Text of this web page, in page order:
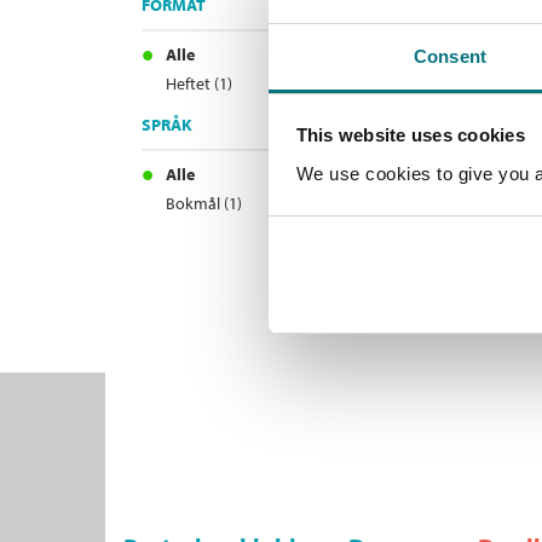
Consent
This website uses cookies
We use cookies to give you
Alle
Heftet (1)
SPRÅK
Alle
Bokmål (1)